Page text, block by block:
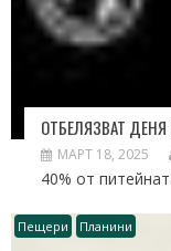
ОТБЕЛЯЗВАТ
МАРТ 18, 2025
40% от
Пещери Планини